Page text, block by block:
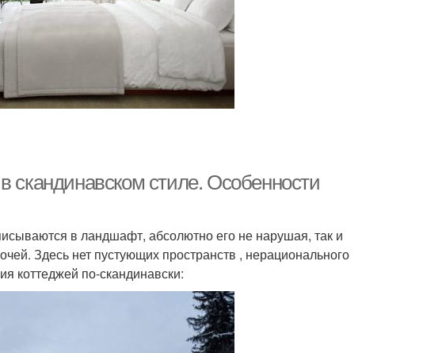
скандинавском стиле. Особенности
в ландшафт, абсолютно его не нарушая, так и
Здесь нет пустующих пространств , нерационального
коттеджей по-скандинавски: